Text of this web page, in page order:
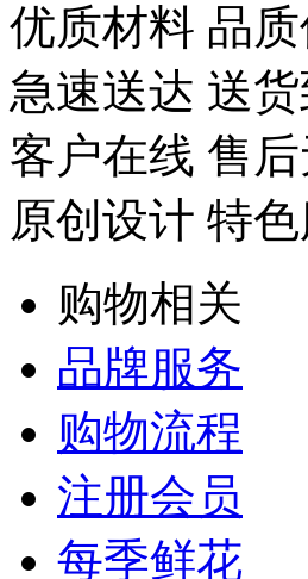
优质材料 品
急速送达 送
客户在线 售
原创设计 特
购物相关
品牌服务
购物流程
注册会员
每季鲜花